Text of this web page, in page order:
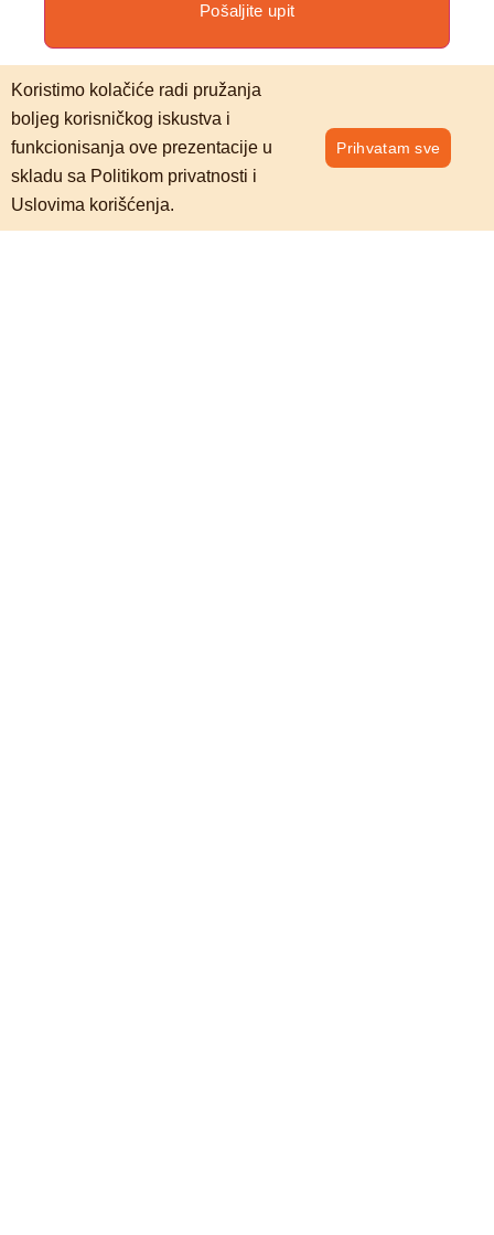
Pošaljite upit
Koristimo kolačiće radi pružanja
boljeg korisničkog iskustva i
funkcionisanja ove prezentacije u
skladu sa Politikom privatnosti i
Uslovima korišćenja.
Prihvatam sve